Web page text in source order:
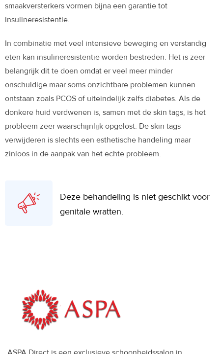
smaakversterkers vormen bijna een garantie tot
insulineresistentie.
In combinatie met veel intensieve beweging en verstandig
eten kan insulineresistentie worden bestreden. Het is zeer
belangrijk dit te doen omdat er veel meer minder
onschuldige maar soms onzichtbare problemen kunnen
ontstaan zoals PCOS of uiteindelijk zelfs diabetes. Als de
donkere huid verdwenen is, samen met de skin tags, is het
probleem zeer waarschijnlijk opgelost. De skin tags
verwijderen is slechts een esthetische handeling maar
zinloos in de aanpak van het echte probleem.
Deze behandeling is niet geschikt voor
genitale wratten.